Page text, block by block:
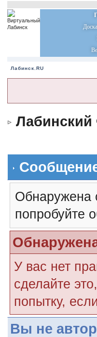
Лабинск.RU
Обнаружена
попробуйте
У вас нет
сделайте
попытку,
Вы не